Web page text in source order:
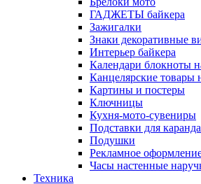
ГАДЖЕТЫ байкера
Зажигалки
Знаки декоративные
Интерьер байкера
Календари блокноты
Канцелярские
Картины и постеры
Ключницы
Кухня-мото-сувениры
Подставки для
Подушки
Рекламное
Часы настенные
Техника